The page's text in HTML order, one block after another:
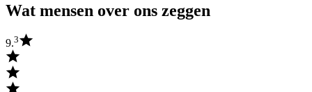
Wat mensen over ons zeggen
9.3